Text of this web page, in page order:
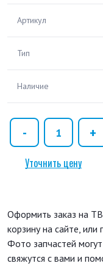
Артикул
Тип
Наличие
Уточнить цену
Оформить заказ на
корзину на сайте,
Фото запчастей
свяжутся с вами и